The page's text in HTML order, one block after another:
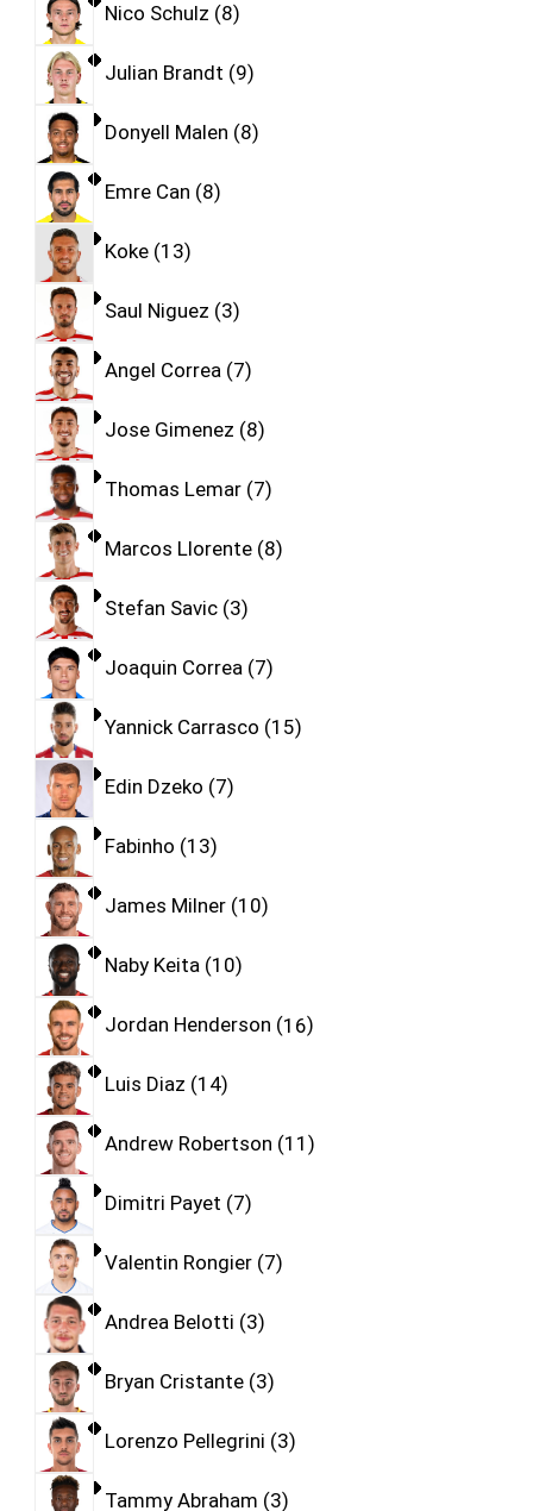
Nico Schulz 8
Julian Brandt 9
Donyell Malen 8
Emre Can 8
Koke 13
Saul Niguez 3
Angel Correa 7
Jose Gimenez 8
Thomas Lemar 7
Marcos Llorente 8
Stefan Savic 3
Joaquin Correa 7
Yannick Carrasco 15
Edin Dzeko 7
Fabinho 13
James Milner 10
Naby Keita 10
Jordan Henderson 16
Luis Diaz 14
Andrew Robertson 11
Dimitri Payet 7
Valentin Rongier 7
Andrea Belotti 3
Bryan Cristante 3
Lorenzo Pellegrini 3
Tammy Abraham 3